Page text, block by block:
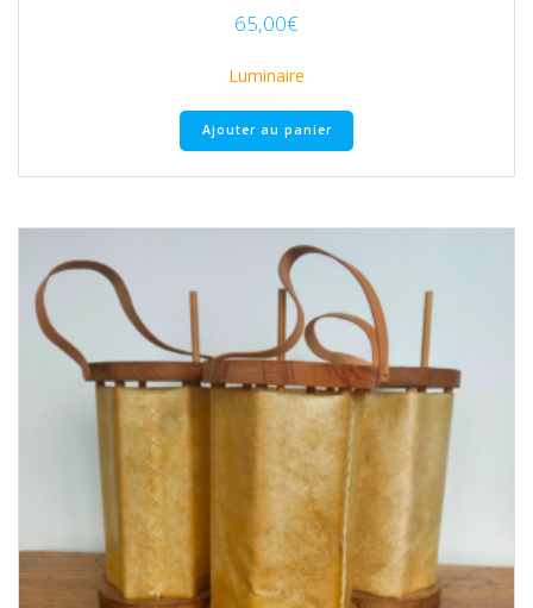
65,00€
Luminaire
Ajouter au panier